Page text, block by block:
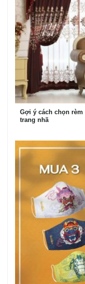
Gợi ý cách chọn
trang nhã